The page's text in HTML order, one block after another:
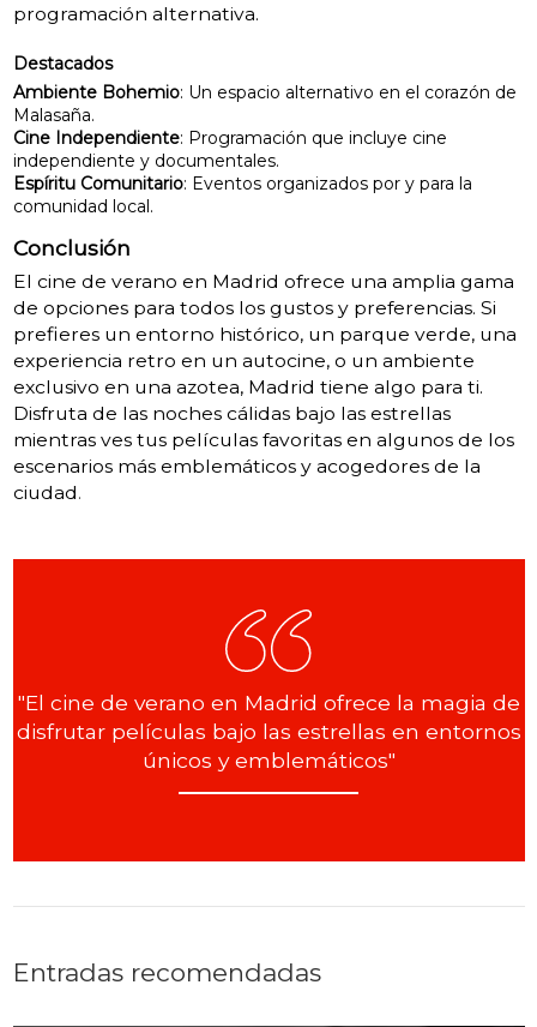
programación alternativa.
Destacados
Ambiente Bohemio: Un espacio alternativo en el corazón de
Malasaña.
Cine Independiente: Programación que incluye cine
independiente y documentales.
Espíritu Comunitario: Eventos organizados por y para la
comunidad local.
Conclusión
El cine de verano en Madrid ofrece una amplia gama
de opciones para todos los gustos y preferencias. Si
prefieres un entorno histórico, un parque verde, una
experiencia retro en un autocine, o un ambiente
exclusivo en una azotea, Madrid tiene algo para ti.
Disfruta de las noches cálidas bajo las estrellas
mientras ves tus películas favoritas en algunos de los
escenarios más emblemáticos y acogedores de la
ciudad.
"El cine de verano en Madrid ofrece la magia de
disfrutar películas bajo las estrellas en entornos
únicos y emblemáticos"
Entradas recomendadas